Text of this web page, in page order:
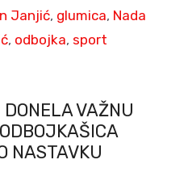
Janjić, glumica, Nada
, odbojka, sport
VAŽNU
NASTAVKU